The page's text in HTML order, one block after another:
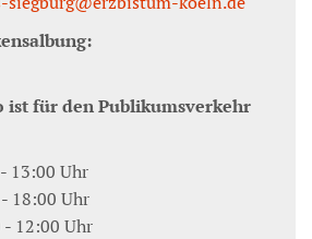
ist für den Publikumsverkehr
Uhr
Uhr
Uhr